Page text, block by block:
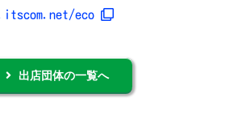
eco
出店団体の一覧へ